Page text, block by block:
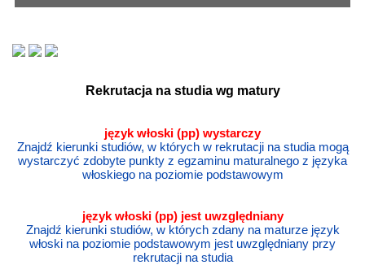
Rekrutacja na studia wg matury
język włoski (pp) wystarczy
Znajdź kierunki studiów, w których w rekrutacji na studia mogą
wystarczyć zdobyte punkty z egzaminu maturalnego z języka
włoskiego na poziomie podstawowym
język włoski (pp) jest uwzględniany
Znajdź kierunki studiów, w których zdany na maturze język
włoski na poziomie podstawowym jest uwzględniany przy
rekrutacji na studia